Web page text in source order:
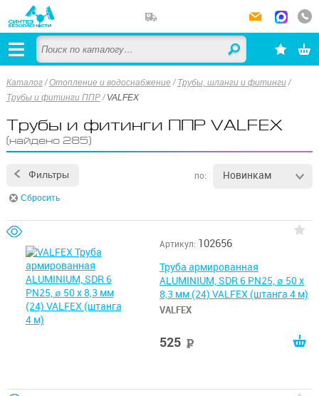
Каталог /Отопление и водоснабжение / Трубы, шланги и фитинги /
Трубы и фитинги ППР/ VALFEX
Трубы и фитинги ППР VALFEX
(найдено 285)
Фильтры по: Новинкам
Сбросить
Артикул: 102656
Труба армированная
ALUMINIUM, SDR 6 PN25, ø 50 х
8,3 мм (24) VALFEX (штанга 4 м)
VALFEX
525